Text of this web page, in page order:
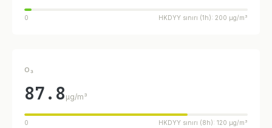
0 HKDYY sınırı (1h): 200 µg/m³
O₃
87.8 µg/m³
0 HKDYY sınırı (8h): 120 µg/m³